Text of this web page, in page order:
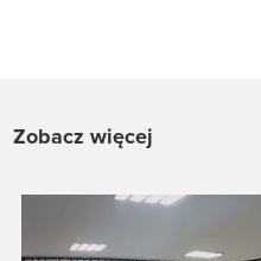
Zobacz więcej